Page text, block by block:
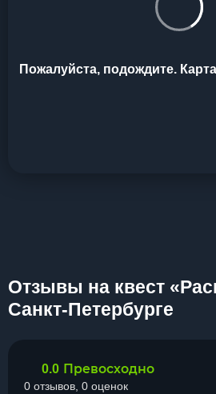
Пожалуйста, подождите.
Отзывы на квест
Санкт-Петербурге
0.0 Превосходно
0 отзывов, 0 оценок